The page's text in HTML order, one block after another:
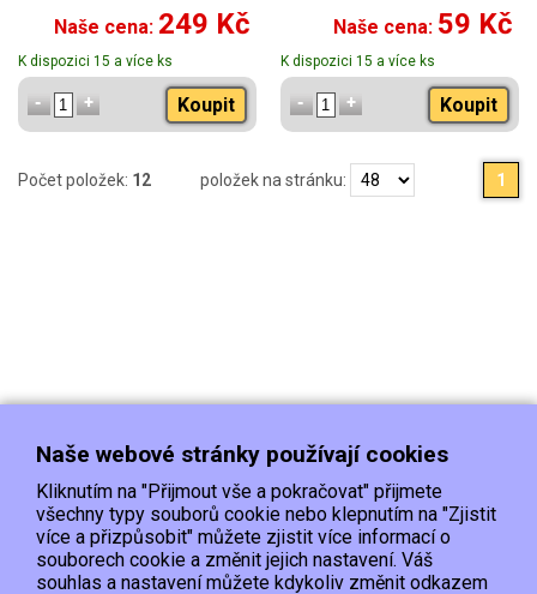
Naše cena: 249 Kč
K dispozici 15 a více ks
Koupit
Naše cena: 59 Kč
K dispozici 15 a více ks
Koupit
Počet položek: 12 položek na stránku: 1
Doprava Platba
Kontakt/Reklamace
Naše webové stránky používají cookies
Kliknutím na "Přijmout vše a pokračovat" přijmete
všechny typy souborů cookie nebo klepnutím na "Zjistit
více a přizpůsobit" můžete zjistit více informací o
souborech cookie a změnit jejich nastavení. Váš
souhlas a nastavení můžete kdykoliv změnit odkazem